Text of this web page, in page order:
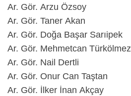
Ar. Gör. Arzu Özsoy
Ar. Gör. Taner Akan
Ar. Gör. Doğa Başar Sarıipek
Ar. Gör. Mehmetcan Türkölmez
Ar. Gör. Nail Dertli
Ar. Gör. Onur Can Taştan
Ar. Gör. İlker İnan Akçay